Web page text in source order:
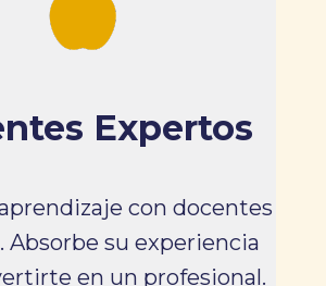
Expertos
con docentes
Absorbe su experiencia
en un profesional.